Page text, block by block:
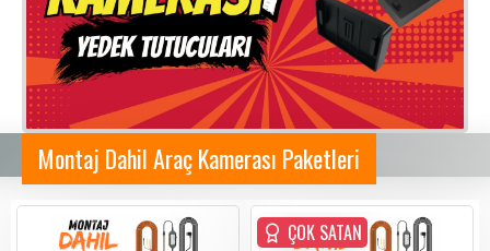
Montaj Dahil Araç Kamerası Paketleri
ÇOK SATAN